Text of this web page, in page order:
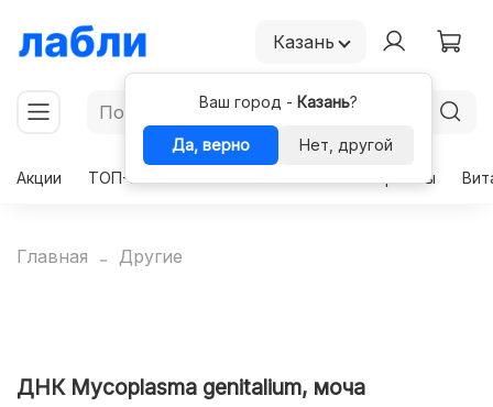
Казань
Ваш город - Казань?
Да, верно
Нет, другой
Акции
ТОП-50 Гормоны
Главная Другие
ДНК Mycoplasma genitalium, моча